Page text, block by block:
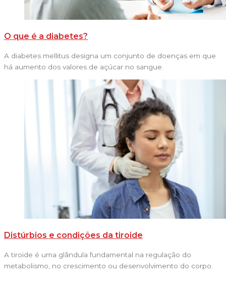
O que é a diabetes?
A diabetes mellitus designa um conjunto de doenças em que
há aumento dos valores de açúcar no sangue.
Distúrbios e condições da tiroide
A tiroide é uma glândula fundamental na regulação do
metabolismo, no crescimento ou desenvolvimento do corpo.